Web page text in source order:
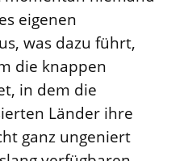
eigenen
was dazu führt,
die knappen
in dem die
Länder ihre
ganz ungeniert